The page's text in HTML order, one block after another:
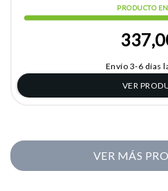
PRODUCTO
Envío 3-6 días
VER
VER MÁS